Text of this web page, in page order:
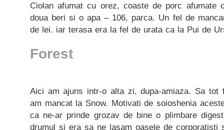
Ciolan afumat cu orez, coaste de porc afumate
doua beri si o apa – 106, parca. Un fel de
de lei. iar terasa era la fel de urata ca la Pui de
Forest
Aici am ajuns intr-o alta zi, dupa-amiaza. Sa
am mancat la Snow. Motivati de soioshenia
ca ne-ar prinde grozav de bine o plimbare
drumul si era sa ne lasam oasele de corporatisti